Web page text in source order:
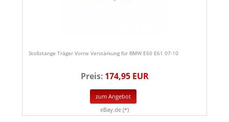
Stoßstange Träger Vorne Verstärkung für BMW E60 E61 07-10
Preis: 174,95 EUR
zum Angebot
eBay.de (*)